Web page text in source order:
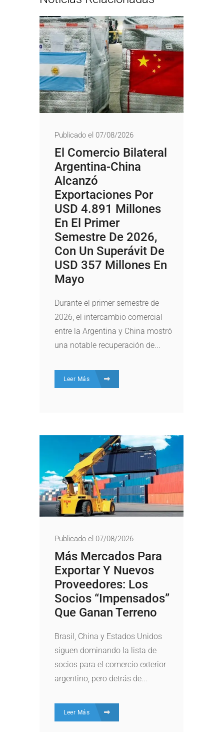
Publicado el 07/08/2026
El Comercio Bilateral
Argentina-China
Alcanzó
Exportaciones Por
USD 4.891 Millones
En El Primer
Semestre De 2026,
Con Un Superávit De
USD 357 Millones En
Mayo
Durante el primer semestre de
2026, el intercambio comercial
entre la Argentina y China mostró
una notable recuperación de...
Leer Más
Publicado el 07/08/2026
Más Mercados Para
Exportar Y Nuevos
Proveedores: Los
Socios “impensados”
Que Ganan Terreno
Brasil, China y Estados Unidos
siguen dominando la lista de
socios para el comercio exterior
argentino, pero detrás de...
Leer Más